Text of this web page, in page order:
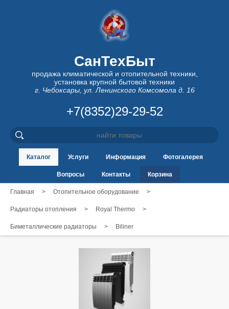
СанТехБыт
продажа климатической и отопительной техники,
установка крупной бытовой техники
г. Чебоксары, ул. Ленинского Комсомола д. 16
+7(8352)29-29-52
Каталог Услуги Информация Фотогалерея
Вопросы Контакты Корзина
Главная > Отопительное оборудование >
Радиаторы отопления > Royal Thermo >
Биметаллические радиаторы > Biliner